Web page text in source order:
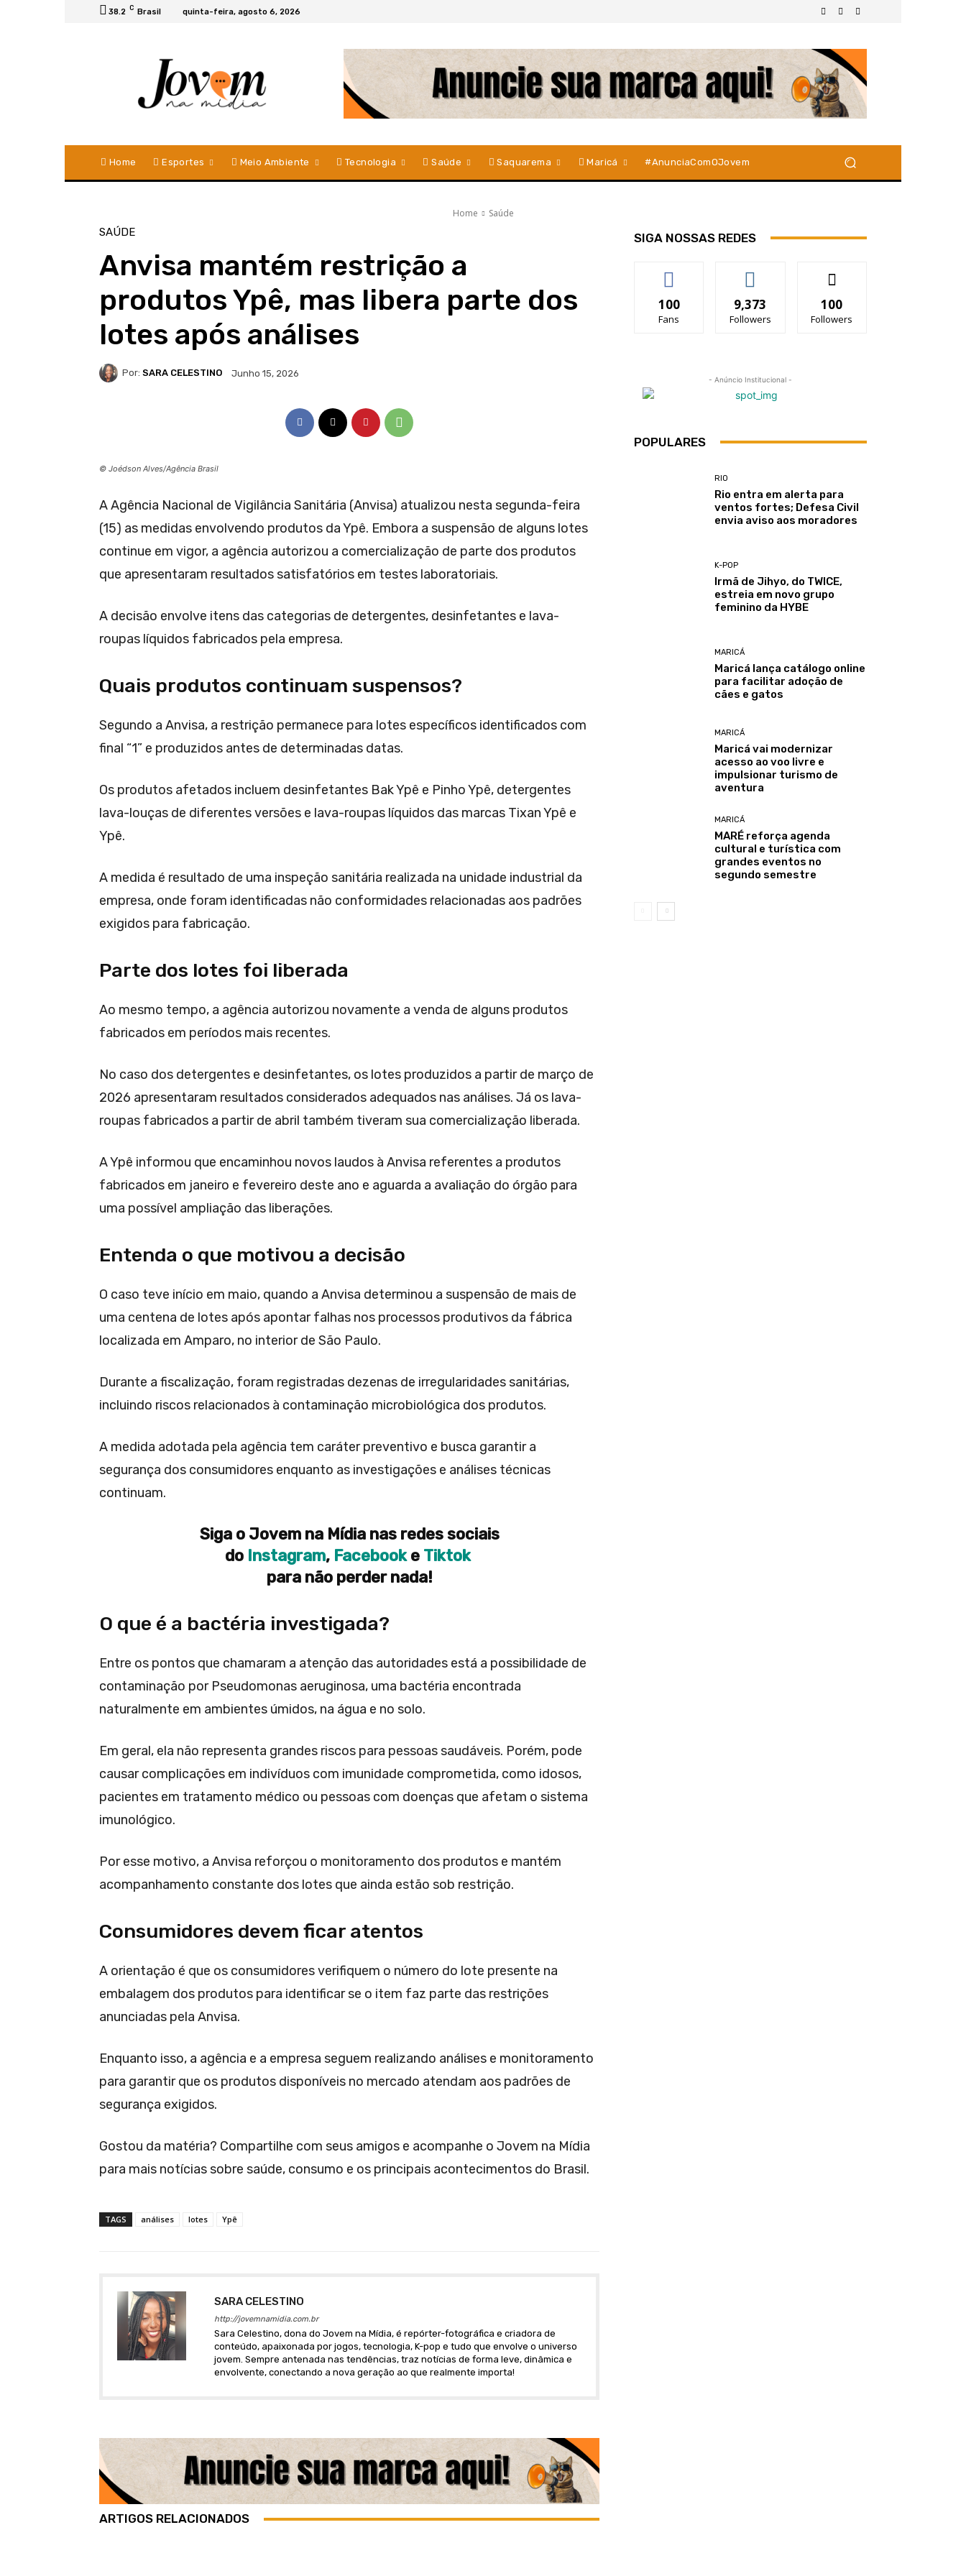
38.2 C Brasil quinta-feira, agosto 6, 2026
Home Esportes Meio Ambiente Tecnologia Saúde Saquarema Maricá #AnunciaComOJovem
Home Saúde
SAÚDE
Anvisa mantém restrição a
produtos Ypê, mas libera parte dos
lotes após análises
Por: SARA CELESTINO Junho 15, 2026
© Joédson Alves/Agência Brasil
A Agência Nacional de Vigilância Sanitária (Anvisa) atualizou nesta segunda-feira
(15) as medidas envolvendo produtos da Ypê. Embora a suspensão de alguns lotes
continue em vigor, a agência autorizou a comercialização de parte dos produtos
que apresentaram resultados satisfatórios em testes laboratoriais.
A decisão envolve itens das categorias de detergentes, desinfetantes e lava-
roupas líquidos fabricados pela empresa.
Quais produtos continuam suspensos?
Segundo a Anvisa, a restrição permanece para lotes específicos identificados com
final “1” e produzidos antes de determinadas datas.
Os produtos afetados incluem desinfetantes Bak Ypê e Pinho Ypê, detergentes
lava-louças de diferentes versões e lava-roupas líquidos das marcas Tixan Ypê e
Ypê.
A medida é resultado de uma inspeção sanitária realizada na unidade industrial da
empresa, onde foram identificadas não conformidades relacionadas aos padrões
exigidos para fabricação.
Parte dos lotes foi liberada
Ao mesmo tempo, a agência autorizou novamente a venda de alguns produtos
fabricados em períodos mais recentes.
No caso dos detergentes e desinfetantes, os lotes produzidos a partir de março de
2026 apresentaram resultados considerados adequados nas análises. Já os lava-
roupas fabricados a partir de abril também tiveram sua comercialização liberada.
A Ypê informou que encaminhou novos laudos à Anvisa referentes a produtos
fabricados em janeiro e fevereiro deste ano e aguarda a avaliação do órgão para
uma possível ampliação das liberações.
Entenda o que motivou a decisão
O caso teve início em maio, quando a Anvisa determinou a suspensão de mais de
uma centena de lotes após apontar falhas nos processos produtivos da fábrica
localizada em Amparo, no interior de São Paulo.
Durante a fiscalização, foram registradas dezenas de irregularidades sanitárias,
incluindo riscos relacionados à contaminação microbiológica dos produtos.
A medida adotada pela agência tem caráter preventivo e busca garantir a
segurança dos consumidores enquanto as investigações e análises técnicas
continuam.
Siga o Jovem na Mídia nas redes sociais
do Instagram, Facebooke Tiktok
para não perder nada!
O que é a bactéria investigada?
Entre os pontos que chamaram a atenção das autoridades está a possibilidade de
contaminação por Pseudomonas aeruginosa, uma bactéria encontrada
naturalmente em ambientes úmidos, na água e no solo.
Em geral, ela não representa grandes riscos para pessoas saudáveis. Porém, pode
causar complicações em indivíduos com imunidade comprometida, como idosos,
pacientes em tratamento médico ou pessoas com doenças que afetam o sistema
imunológico.
Por esse motivo, a Anvisa reforçou o monitoramento dos produtos e mantém
acompanhamento constante dos lotes que ainda estão sob restrição.
Consumidores devem ficar atentos
A orientação é que os consumidores verifiquem o número do lote presente na
embalagem dos produtos para identificar se o item faz parte das restrições
anunciadas pela Anvisa.
Enquanto isso, a agência e a empresa seguem realizando análises e monitoramento
para garantir que os produtos disponíveis no mercado atendam aos padrões de
segurança exigidos.
Gostou da matéria? Compartilhe com seus amigos e acompanhe o Jovem na Mídia
para mais notícias sobre saúde, consumo e os principais acontecimentos do Brasil.
TAGS análises lotes Ypê
SARA CELESTINO
http://jovemnamidia.com.br
Sara Celestino, dona do Jovem na Mídia, é repórter-fotográfica e criadora de
conteúdo, apaixonada por jogos, tecnologia, K-pop e tudo que envolve o universo
jovem. Sempre antenada nas tendências, traz notícias de forma leve, dinâmica e
envolvente, conectando a nova geração ao que realmente importa!
ARTIGOS RELACIONADOS
SIGA NOSSAS REDES
100
Fans
9,373
Followers
100
Followers
- Anúncio Institucional -
POPULARES
RIO
Rio entra em alerta para
ventos fortes; Defesa Civil
envia aviso aos moradores
K-POP
Irmã de Jihyo, do TWICE,
estreia em novo grupo
feminino da HYBE
MARICÁ
Maricá lança catálogo online
para facilitar adoção de
cães e gatos
MARICÁ
Maricá vai modernizar
acesso ao voo livre e
impulsionar turismo de
aventura
MARICÁ
MARÉ reforça agenda
cultural e turística com
grandes eventos no
segundo semestre